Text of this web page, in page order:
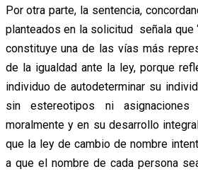
Por otra parte, la sentencia,
planteados en la solicitud señala que
constituye una de las vías más
de la igualdad ante la ley, porque
individuo de autodeterminar su
sin estereotipos ni asignaciones
moralmente y en su desarrollo
que la ley de cambio de nombre
a que el nombre de cada persona